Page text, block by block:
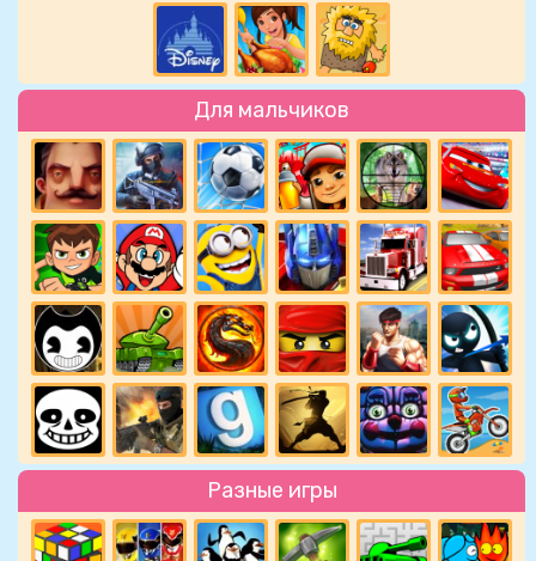
Для мальчиков
Разные игры